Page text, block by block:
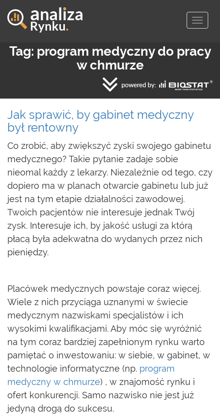
Tag: program medyczny do pracy
w chmurze
Jak sprawić, by gabinet medyczny
był rentowny
Co zrobić, aby zwiększyć zyski swojego gabinetu
medycznego? Takie pytanie zadaje sobie
nieomal każdy z lekarzy. Niezależnie od tego, czy
dopiero ma w planach otwarcie gabinetu lub już
jest na tym etapie działalności zawodowej.
Twoich pacjentów nie interesuje jednak Twój
zysk. Interesuje ich, by jakość usługi za którą
płacą była adekwatna do wydanych przez nich
pieniędzy.
Placówek medycznych powstaje coraz więcej.
Wiele z nich przyciąga uznanymi w świecie
medycznym nazwiskami specjalistów i ich
wysokimi kwalifikacjami. Aby móc się wyróżnić
na tym coraz bardziej zapełnionym rynku warto
pamiętać o inwestowaniu: w siebie, w gabinet, w
technologie informatyczne (np. program
medyczny w chmurze) , w znajomość rynku i
ofert konkurencji. Samo nazwisko nie jest już
jedyną drogą do sukcesu.